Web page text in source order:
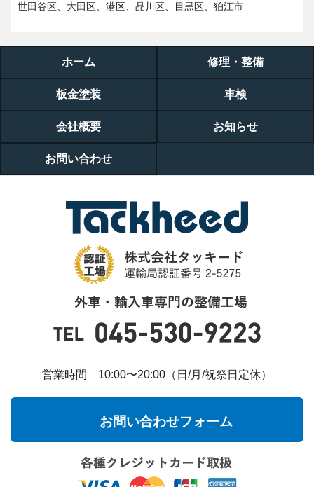
世田谷区、大田区、港区、品川区、目黒区、狛江市
営業時間 10:00〜20:00（日/月/祝祭日定休）
お問い合わせフォーム
ホーム 修理・整備
板金塗装 車検
会社概要 お知らせ
お問い合わせ